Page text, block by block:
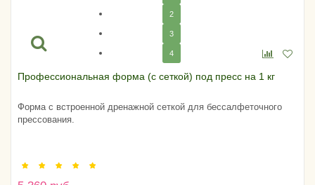
2
3
4
Профессиональная форма (с сеткой) под пресс на 1 кг
Форма с встроенной дренажной сеткой для бессалфеточного
прессования.